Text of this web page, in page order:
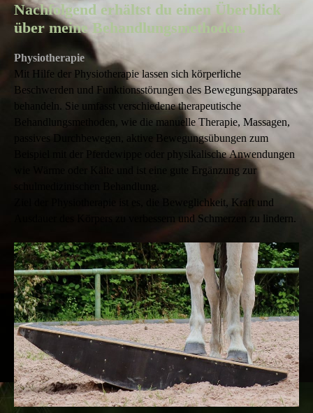
Nachfolgend erhältst du einen Überblick
über meine Behandlungsmethoden.
Physiotherapie
Mit Hilfe der Physiotherapie lassen sich körperliche
Beschwerden und Funktionsstörungen des Bewegungsapparates
behandeln. Sie umfasst verschiedene therapeutische
Behandlungsmethoden, wie die manuelle Therapie, Massagen,
passives Durchbewegen, aktive Bewegungsübungen zum
Beispiel mit der Pferdewippe oder physikalische Anwendungen
wie Wärme oder Kälte und ist eine gute Ergänzung zur
Ziel der Physiotherapie ist es, die Beweglichkeit, Kraft und
Ausdauer des Körpers zu verbessern und Schmerzen zu lindern.